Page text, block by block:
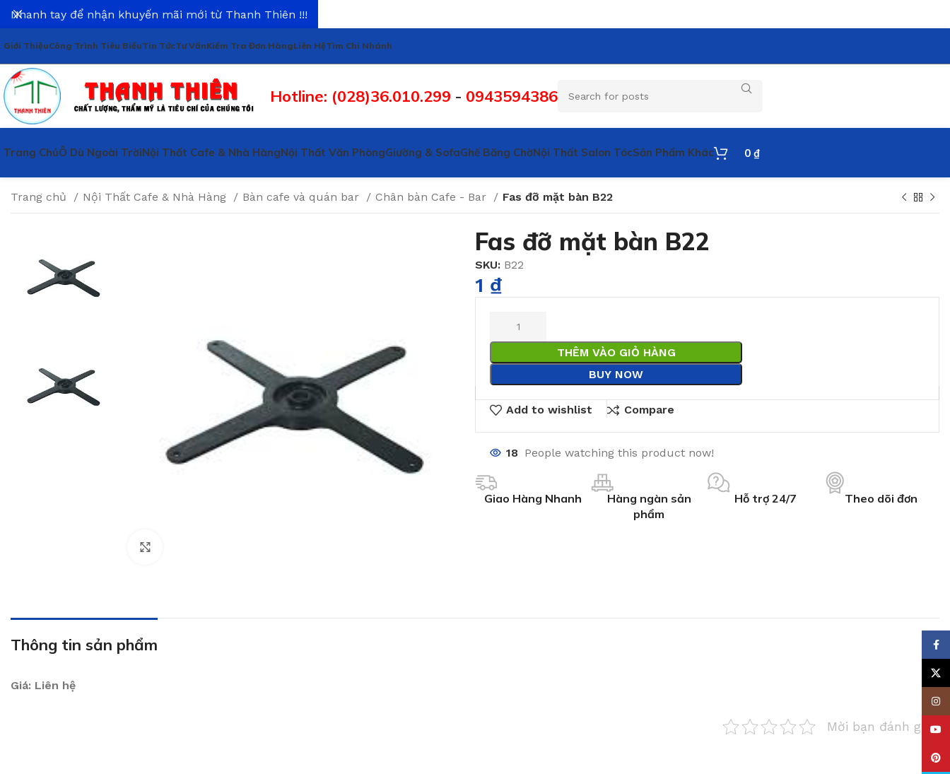
Giới ThiệuCông Trình Tiêu BiểuTin TứcTư VấnKiểm Tra Đơn HàngLiên HệTìm Chi Nhánh
Hotline: (028)36.010.299 - 0943594386
Trang ChủÔ Dù Ngoài TrờiNội Thất Cafe & Nhà HàngNội Thất Văn PhòngGiường & SofaGhế Băng ChờNội Thất Salon TócSản Phẩm Khác 0 ₫
Trang chủ Nội Thất Cafe & Nhà Hàng Bàn cafe và quán bar Chân bàn Cafe - Bar Fas đỡ mặt bàn B22
Fas đỡ mặt bàn B22
SKU: B22
1 ₫
THÊM VÀO GIỎ HÀNG
BUY NOW
Add to wishlist Compare
18 People watching this product now!
Giao Hàng Nhanh
Hàng ngàn sản
phẩm
Hỗ trợ 24/7 Theo dõi đơn
Thông tin sản phẩm
Giá: Liên hệ
Mời bạn đánh giá
Nhanh tay để nhận khuyến mãi mới từ Thanh Thiên !!!